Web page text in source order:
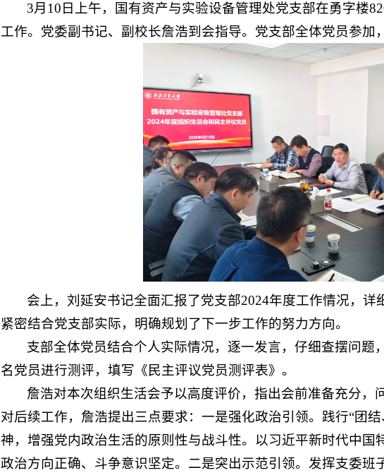
3月10日上午，国有资产与实验设备管理处党支部在勇字楼
工作。党委副书记、副校长詹浩到会指导。党支部全体党员参加
会上，刘延安书记全面汇报了党支部2024年度工作情况，
紧密结合党支部实际，明确规划了下一步工作的努力方向。
支部全体党员结合个人实际情况，逐一发言，仔细查摆问
名党员进行测评，填写《民主评议党员测评表》。
詹浩对本次组织生活会予以高度评价，指出会前准备充分
对后续工作，詹浩提出三点要求：一是强化政治引领。践行“团
神，增强党内政治生活的原则性与战斗性。以习近平新时代中
政治方向正确、斗争意识坚定。二是突出示范引领。发挥支委班